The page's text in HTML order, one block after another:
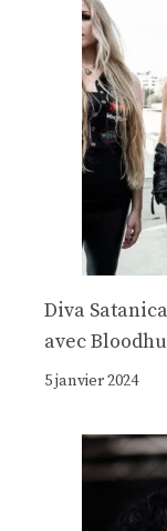
Diva
avec
5 janvier 2024